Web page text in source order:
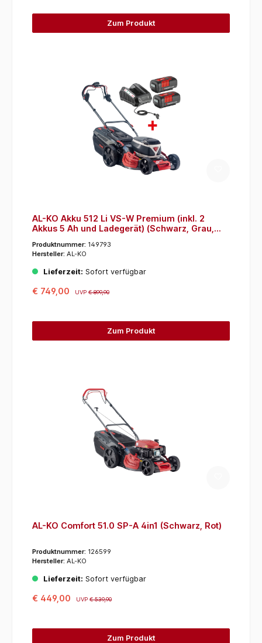
Zum Produkt
AL-KO Akku 512 Li VS-W Premium (inkl. 2
Akkus 5 Ah und Ladegerät) (Schwarz, Grau,
Produktnummer: 149793
Hersteller: AL-KO
Lieferzeit: Sofort verfügbar
€ 749,00 UVP€ 899,90
Zum Produkt
AL-KO Comfort 51.0 SP-A 4in1 (Schwarz, Rot)
Produktnummer: 126599
Hersteller: AL-KO
Lieferzeit: Sofort verfügbar
€ 449,00 UVP€ 539,90
Zum Produkt